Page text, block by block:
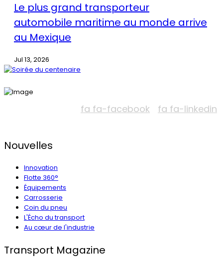
Le plus grand transporteur
automobile maritime au monde arrive
au Mexique
Jul 13, 2026
fa fa-facebook fa fa-linkedin
Nouvelles
Innovation
Flotte 360°
Équipements
Carrosserie
Coin du pneu
L'Écho du transport
Au cœur de l'industrie
Transport Magazine